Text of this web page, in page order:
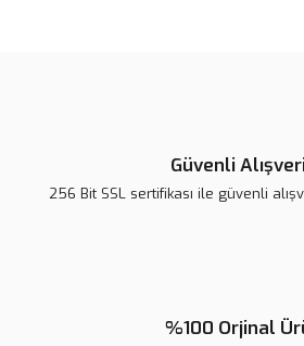
Güvenli
256 Bit SSL sertifikası ile güvenli
%100 Orjinal